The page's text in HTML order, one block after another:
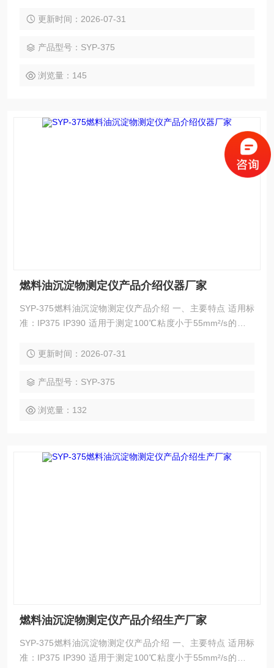
油沉淀物测定仪产品介绍供应商
更新时间：2026-07-31
产品型号：SYP-375
浏览量：145
燃料油沉淀物测定仪产品介绍仪器厂家
SYP-375燃料油沉淀物测定仪产品介绍 一、主要特点 适用标
准：IP375 IP390 适用于测定100℃粘度小于55mm²/s的残渣
由金属恒温浴、电控装置、加热过滤装置、蒸汽发生器、真空
仪产品介绍仪器厂家
更新时间：2026-07-31
产品型号：SYP-375
浏览量：132
燃料油沉淀物测定仪产品介绍生产厂家
SYP-375燃料油沉淀物测定仪产品介绍 一、主要特点 适用标
准：IP375 IP390 适用于测定100℃粘度小于55mm²/s的残渣